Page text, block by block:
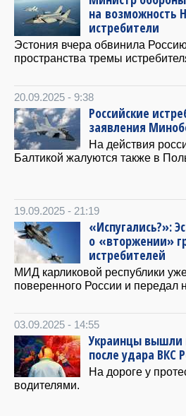
на возможность
истребители
Эстония вчера обвинила
пространства тремы
20.09.2025 - 9:38
Российские
заявления
На действия
Балтикой жалуются также в
19.09.2025 - 21:19
«Испугались?»:
о «вторжении»
истребителей
МИД карликовой республики
поверенного России и передал
03.09.2025 - 14:55
Украинцы вышли
после удара
На дороге у
водителями.